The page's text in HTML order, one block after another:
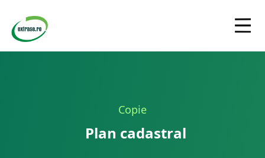
Copie
Plan cadastral